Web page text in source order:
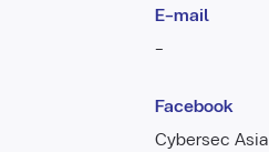
E-mail
-
Facebook
Cybersec Asia